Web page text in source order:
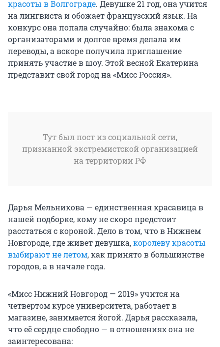
красоты в Волгограде. Девушке 21 год, она учится
на лингвиста и обожает французский язык. На
конкурс она попала случайно: была знакома с
организаторами и долгое время делала им
переводы, а вскоре получила приглашение
принять участие в шоу. Этой весной Екатерина
представит свой город на «Мисс Россия».
Тут был пост из социальной сети,
признанной экстремистской организацией
на территории РФ
Дарья Мельникова — единственная красавица в
нашей подборке, кому не скоро предстоит
расстаться с короной. Дело в том, что в Нижнем
Новгороде, где живет девушка,королеву красоты
выбирают не летом, как принято в большинстве
городов, а в начале года.
«Мисс Нижний Новгород — 2019» учится на
четвертом курсе университета, работает в
магазине, занимается йогой. Дарья рассказала,
что её сердце свободно — в отношениях она не
заинтересована: